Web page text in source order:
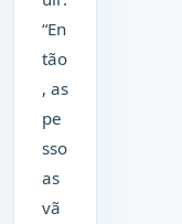
“En
tão
, as
pe
sso
as
vã